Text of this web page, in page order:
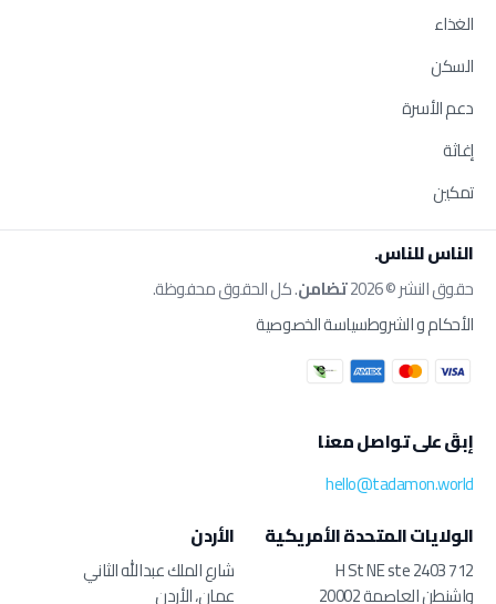
الغذاء
السكن
دعم الأسرة
إغاثة
تمكين
الناس للناس.
حقوق النشر © 2026 تضامن. كل الحقوق محفوظة.
الأحكام و الشروطسياسة الخصوصية
إبقَ على تواصل معنا
hello@tadamon.world
الولايات المتحدة الأمريكية
712 H St NE ste 2403
واشنطن العاصمة 20002
الأردن
شارع الملك عبدالله الثاني
عمان، الأردن